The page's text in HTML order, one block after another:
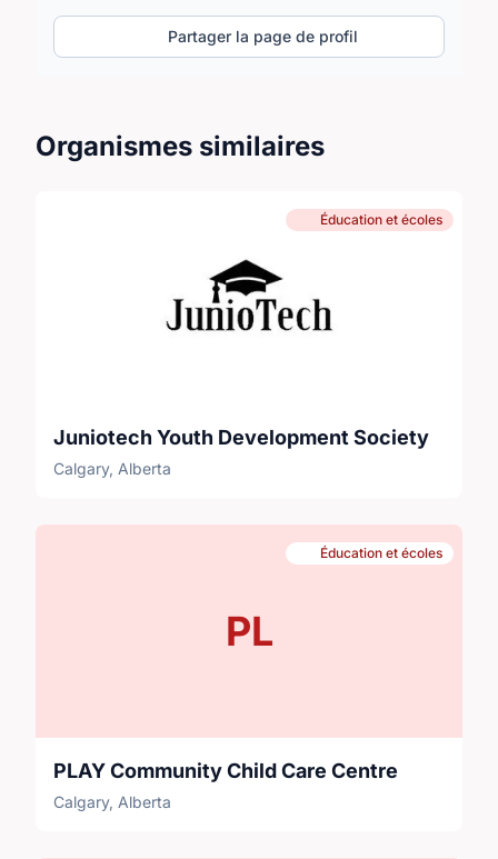
Partager la page de profil
Organismes similaires
Éducation et écoles
Juniotech Youth Development Society
Calgary, Alberta
PL
Éducation et écoles
PLAY Community Child Care Centre
Calgary, Alberta